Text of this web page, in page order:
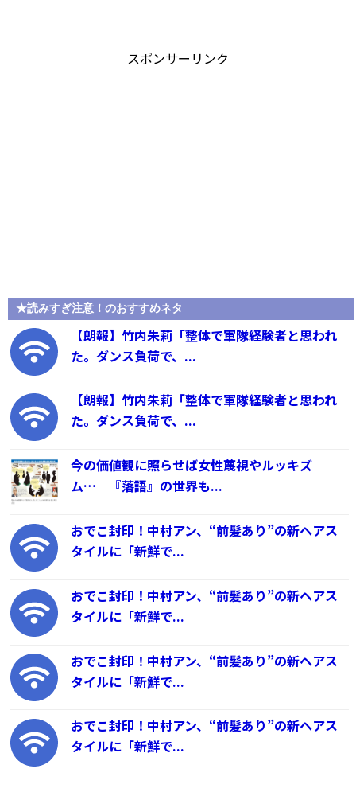
スポンサーリンク
★読みすぎ注意！のおすすめネタ
【朗報】竹内朱莉「整体で軍隊経験者と思われ
た。ダンス負荷で、...
【朗報】竹内朱莉「整体で軍隊経験者と思われ
た。ダンス負荷で、...
今の価値観に照らせば女性蔑視やルッキズ
ム… 『落語』の世界も...
おでこ封印！中村アン、“前髪あり”の新ヘアス
タイルに「新鮮で...
おでこ封印！中村アン、“前髪あり”の新ヘアス
タイルに「新鮮で...
おでこ封印！中村アン、“前髪あり”の新ヘアス
タイルに「新鮮で...
おでこ封印！中村アン、“前髪あり”の新ヘアス
タイルに「新鮮で...